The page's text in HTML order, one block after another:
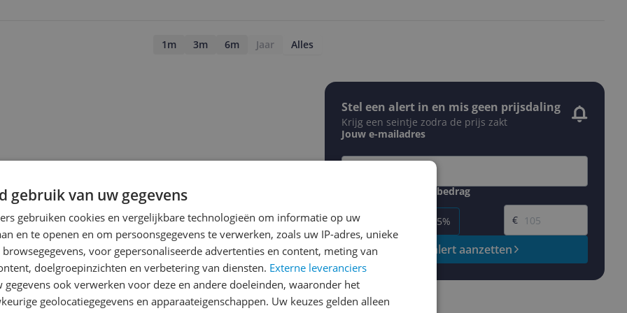
1m 3m 6m Jaar Alles
Stel een alert in en mis geen prijsdaling
Krijg een seintje zodra de prijs zakt
Jouw e-mailadres
Gewenste daling of bedrag
-5% -15%
Gewenste prijs
€
Prijsalert aanzetten
gebruik van uw gegevens
gebruiken cookies en vergelijkbare technologieën om informatie op uw
en te openen en om persoonsgegevens te verwerken, zoals uw IP-adres, unieke
voor gepersonaliseerde advertenties en content, meting van
doelgroepinzichten en verbetering van diensten. Externe leveranciers
gegevens ook verwerken voor deze en andere doeleinden, waaronder het
geolocatiegegevens en apparaateigenschappen. Uw keuzes gelden alleen